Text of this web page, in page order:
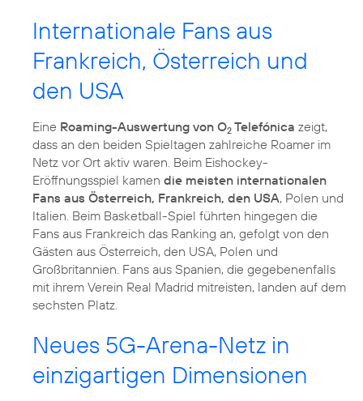
Internationale Fans aus
Frankreich, Österreich und
den USA
Eine Roaming-Auswertung von O2 Telefónica zeigt,
dass an den beiden Spieltagen zahlreiche Roamer im
Netz vor Ort aktiv waren. Beim Eishockey-
Eröffnungsspiel kamen die meisten internationalen
Fans aus Österreich, Frankreich, den USA, Polen und
Italien. Beim Basketball-Spiel führten hingegen die
Fans aus Frankreich das Ranking an, gefolgt von den
Gästen aus Österreich, den USA, Polen und
Großbritannien. Fans aus Spanien, die gegebenenfalls
mit ihrem Verein Real Madrid mitreisten, landen auf dem
sechsten Platz.
Neues 5G-Arena-Netz in
einzigartigen Dimensionen